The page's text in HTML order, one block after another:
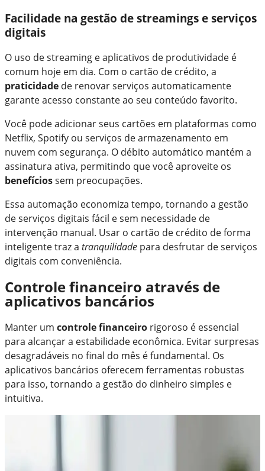
Facilidade na gestão de streamings e serviços
digitais
O uso de streaming e aplicativos de produtividade é
comum hoje em dia. Com o cartão de crédito, a
praticidade de renovar serviços automaticamente
garante acesso constante ao seu conteúdo favorito.
Você pode adicionar seus cartões em plataformas como
Netflix, Spotify ou serviços de armazenamento em
nuvem com segurança. O débito automático mantém a
assinatura ativa, permitindo que você aproveite os
benefíciossem preocupações.
Essa automação economiza tempo, tornando a gestão
de serviços digitais fácil e sem necessidade de
intervenção manual. Usar o cartão de crédito de forma
inteligente traz a tranquilidade para desfrutar de serviços
digitais com conveniência.
Controle financeiro através de
aplicativos bancários
Manter um controle financeiro rigoroso é essencial
para alcançar a estabilidade econômica. Evitar surpresas
desagradáveis no final do mês é fundamental. Os
aplicativos bancários oferecem ferramentas robustas
para isso, tornando a gestão do dinheiro simples e
intuitiva.